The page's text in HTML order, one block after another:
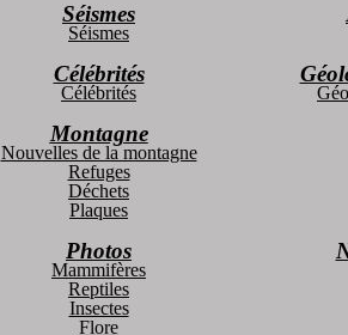
Séismes
Séismes
Célébrités
Célébrités
Montagne
Nouvelles de la montagne
Refuges
Déchets
Plaques
Photos
Mammifères
Reptiles
Insectes
Flore